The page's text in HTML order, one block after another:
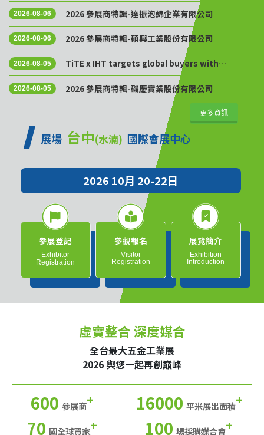
2026-08-06 2026 參展商特輯-達振泡綿企業有限公司
2026-08-06 2026 參展商特輯-碩興工業股份有限公司
2026-08-05
TiTE x IHT targets global buyers with
Golden Sourcing Week
2026-08-05 2026 參展商特輯-磯慶實業股份有限公司
更多資訊
展場 台中(水湳) 國際會展中心
2026 10月 20-22日
參展登記
Exhibitor
Registration
參觀報名
Visitor
Registration
展覽簡介
Exhibition
Introduction
虛實整合 深度媒合
全台最大五金工業展
2026 與您一起再創巔峰
600 參展商+ 16000 平米展出面積+
70 國全球買家+ 100 場採購媒合會+